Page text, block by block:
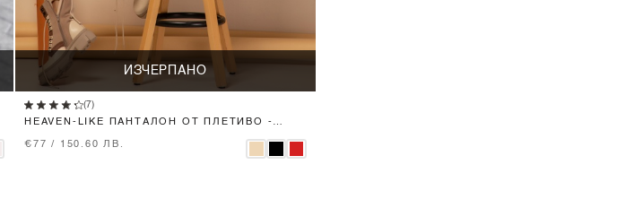
ИЗЧЕРПАНО
(7)
HEAVEN-LIKE ПАНТАЛОН ОТ ПЛЕТИВО -
€77 / 150.60 ЛВ.